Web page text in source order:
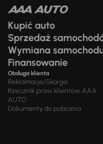
Kupić auto
Sprzedaż
Wymiana
Finansowanie
Obsługa klienta
Reklamacje/Skarga
Rzecznik praw klientów AAA
AUTO
Dokumenty do pobrania